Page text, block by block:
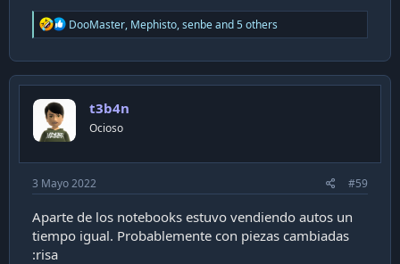
R
e
c
t
s
DooMaster, Mephisto,senbeand 5 others
t3b4n
Ocioso
3 Mayo 2022 #59
Aparte de los notebooks estuvo vendiendo autos un
tiempo igual. Probablemente con piezas cambiadas
:risa